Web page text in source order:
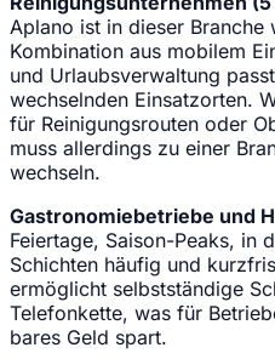
Aplano ist in dieser Branche
Kombination aus mobilem
und Urlaubsverwaltung
wechselnden Einsatzorten.
für Reinigungsrouten oder
muss allerdings zu einer
wechseln.
Gastronomiebetriebe und
Feiertage, Saison-Peaks, in
Schichten häufig und
ermöglicht selbstständige
Telefonkette, was für
bares Geld spart.